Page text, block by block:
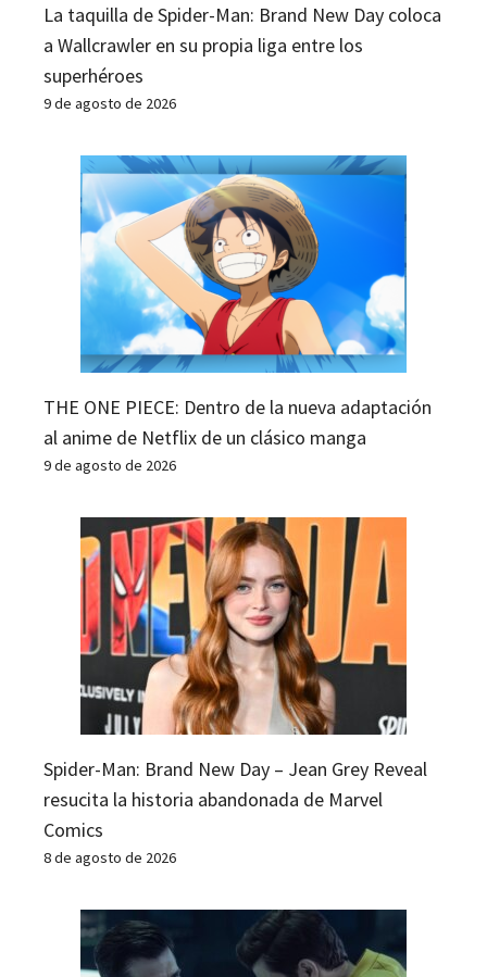
La taquilla de Spider-Man: Brand New Day coloca
a Wallcrawler en su propia liga entre los
superhéroes
9 de agosto de 2026
THE ONE PIECE: Dentro de la nueva adaptación
al anime de Netflix de un clásico manga
9 de agosto de 2026
Spider-Man: Brand New Day – Jean Grey Reveal
resucita la historia abandonada de Marvel
Comics
8 de agosto de 2026